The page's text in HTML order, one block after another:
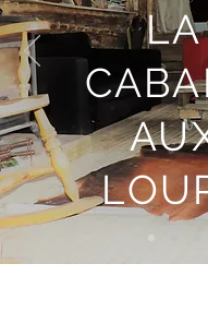
LA